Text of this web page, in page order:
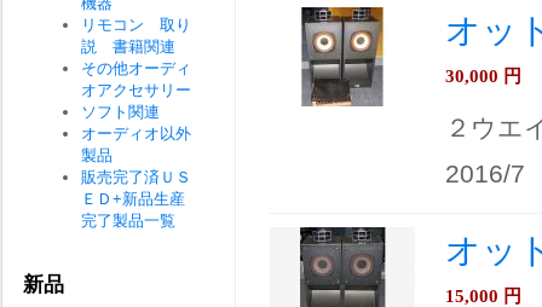
オッ
30,000 円
２ウエ
2016/7
オッ
15,000 円
リモコン 取り
説 書籍関連
その他オーディ
オアクセサリー
ソフト関連
オーディオ以外
製品
販売完了済ＵＳ
ＥＤ+新品生産
完了製品一覧
新品